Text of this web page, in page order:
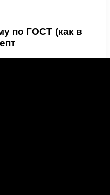
по ГОСТ (как в